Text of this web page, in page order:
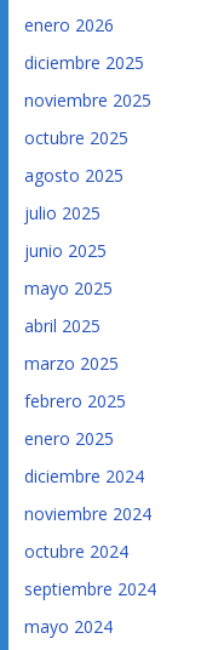
enero 2026
diciembre 2025
noviembre 2025
octubre 2025
agosto 2025
julio 2025
junio 2025
mayo 2025
abril 2025
marzo 2025
febrero 2025
enero 2025
diciembre 2024
noviembre 2024
octubre 2024
septiembre 2024
mayo 2024